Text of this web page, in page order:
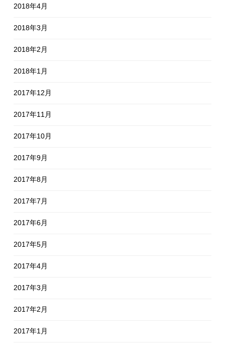
2018年4月
2018年3月
2018年2月
2018年1月
2017年12月
2017年11月
2017年10月
2017年9月
2017年8月
2017年7月
2017年6月
2017年5月
2017年4月
2017年3月
2017年2月
2017年1月